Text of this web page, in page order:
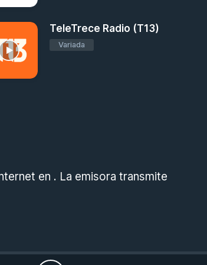
TeleTrece Radio (T13)
Variada
en . La emisora transmite